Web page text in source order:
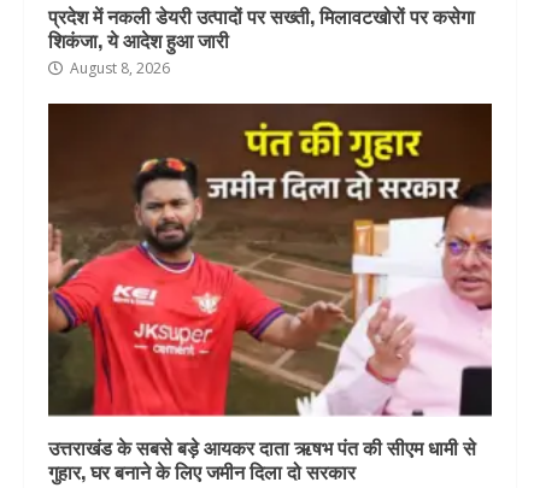
प्रदेश में नकली डेयरी उत्पादों पर सख्ती, मिलावटखोरों पर कसेगा
शिकंजा, ये आदेश हुआ जारी
August 8, 2026
उत्तराखंड के सबसे बड़े आयकर दाता ऋषभ पंत की सीएम धामी से
गुहार, घर बनाने के लिए जमीन दिला दो सरकार